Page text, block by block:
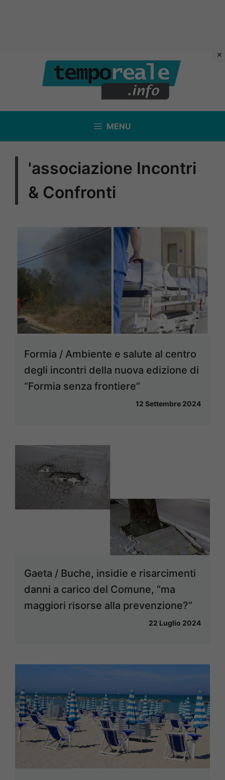
contenuto
MENU
'associazione Incontri
& Confronti
Formia / Ambiente e salute al centro
degli incontri della nuova edizione di
“Formia senza frontiere”
12 Settembre 2024
Gaeta / Buche, insidie e risarcimenti
danni a carico del Comune, “ma
maggiori risorse alla prevenzione?”
22 Luglio 2024